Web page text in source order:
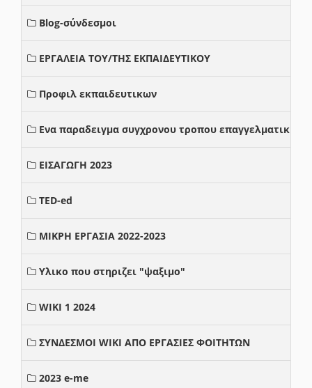
Blog-σύνδεσμοι
ΕΡΓΑΛΕΙΑ ΤΟΥ/ΤΗΣ ΕΚΠΑΙΔΕΥΤΙΚΟΥ
Προφιλ εκπαιδευτικων
Ενα παραδειγμα συγχρονου τροπου επαγγελματικης
ΕΙΣΑΓΩΓΗ 2023
TED-ed
ΜΙΚΡΗ ΕΡΓΑΣΙΑ 2022-2023
Υλικο που στηριζει "ψαξιμο"
WIKI 1 2024
ΣΥΝΔΕΣΜΟΙ WIKI ΑΠΟ ΕΡΓΑΣΙΕΣ ΦΟΙΤΗΤΩΝ
2023 e-me